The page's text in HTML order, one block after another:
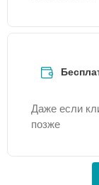
Даже если
позже